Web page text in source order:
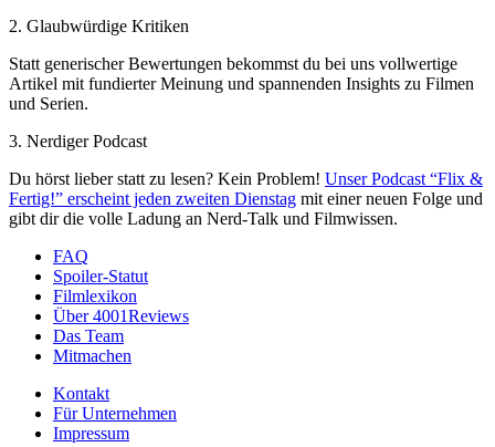
2. Glaubwürdige Kritiken
Statt generischer Bewertungen bekommst du bei uns vollwertige
Artikel mit fundierter Meinung und spannenden Insights zu Filmen
und Serien.
3. Nerdiger Podcast
Du hörst lieber statt zu lesen? Kein Problem! Unser Podcast “Flix &
Fertig!” erscheint jeden zweiten Dienstag mit einer neuen Folge und
gibt dir die volle Ladung an Nerd-Talk und Filmwissen.
FAQ
Spoiler-Statut
Filmlexikon
Über 4001Reviews
Das Team
Mitmachen
Kontakt
Für Unternehmen
Impressum